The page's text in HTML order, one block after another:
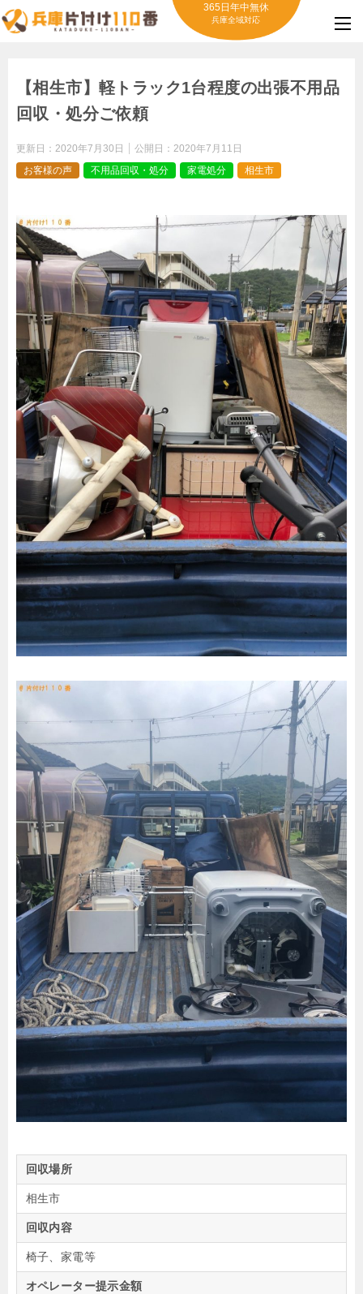
365日年中無休
兵庫全域対応
【相生市】軽トラック1台程度の出張不用品
回収・処分ご依頼
更新日： 2020年7月30日 公開日： 2020年7月11日
お客様の声
不用品回収・処分 家電処分 相生市
回収場所
相生市
回収内容
椅子、家電等
オペレーター提示金額